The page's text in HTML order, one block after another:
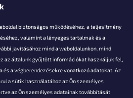
biztonságos működéséhez, a teljesítmény
valamint a lényeges tartalmak és a
javításához mind a weboldalunkon, mind
az általunk gyűjtött információkat használjuk fel,
és a végberendezésekre vonatkozó adatokat. Az
a sütik használatához az Ön személyes
az Ön személyes adatainak továbbítását